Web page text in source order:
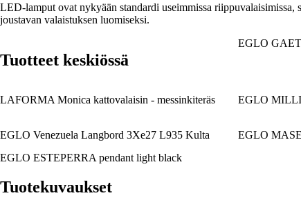
LED-lamput ovat nykyään standardi useimmissa
joustavan valaistuksen luomiseksi.
Tuotteet keskiössä
EGLO
LAFORMA Monica kattovalaisin - messinkiteräs EGLO
EGLO Venezuela Langbord 3Xe27 L935 Kulta EGLO
EGLO ESTEPERRA pendant light black
Tuotekuvaukset